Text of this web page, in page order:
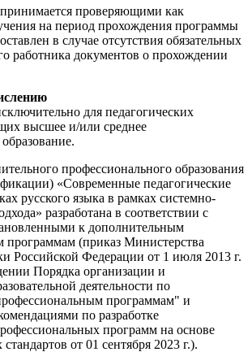
проверяющими как
на период прохождения программы
в случае отсутствия обязательных
работника документов о прохождении
для педагогических
высшее и/или среднее
профессионального образования
«Современные педагогические
русского языка в рамках системно-
разработана в соответствии с
к дополнительным
программам (приказ Министерства
Российской Федерации от 1 июля 2013 г.
Порядка организации и
деятельности по
программам" и
по разработке
программ на основе
от 01 сентября 2023 г.).